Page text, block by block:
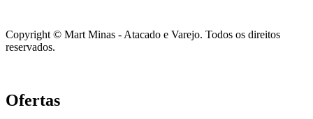
Copyright © Mart Minas - Atacado e Varejo. Todos os direitos
reservados.
Ofertas